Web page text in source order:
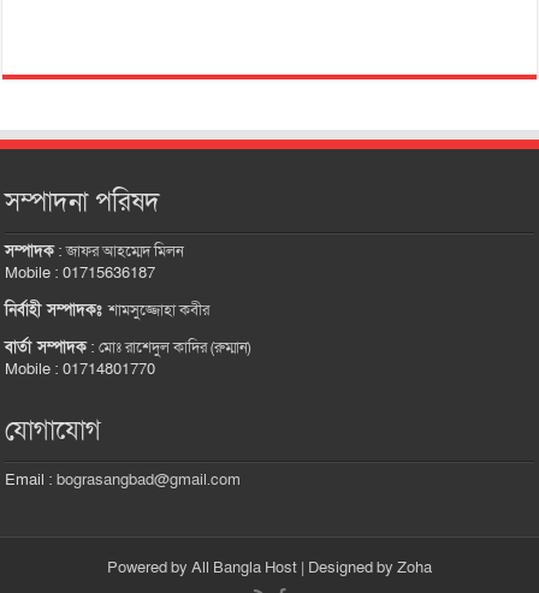
সম্পাদনা পরিষদ
সম্পাদক:জাফর আহম্মেদ মিলন
Mobile : 01715636187
নির্বাহী সম্পাদকঃশামসুজ্জোহা কবীর
বার্তা সম্পাদক:মোঃ রাশেদুল কাদির (রুম্মান)
Mobile : 01714801770
যোগাযোগ
Email :bograsangbad@gmail.com
Powered by All Bangla Host | Designed by Zoha